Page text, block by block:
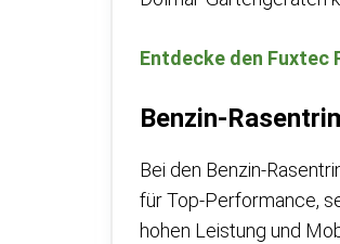
Entdecke den Fuxtec
Benzin-
Bei den Benzin-
für Top-Performance,
hohen Leistung und